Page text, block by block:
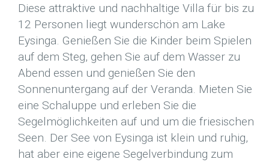
Diese attraktive und nachhaltige Villa für bis zu
12 Personen liegt wunderschön am Lake
Eysinga. Genießen Sie die Kinder beim Spielen
auf dem Steg, gehen Sie auf dem Wasser zu
Abend essen und genießen Sie den
Sonnenuntergang auf der Veranda. Mieten Sie
eine Schaluppe und erleben Sie die
Segelmöglichkeiten auf und um die friesischen
Seen. Der See von Eysinga ist klein und ruhig,
hat aber eine eigene Segelverbindung zum